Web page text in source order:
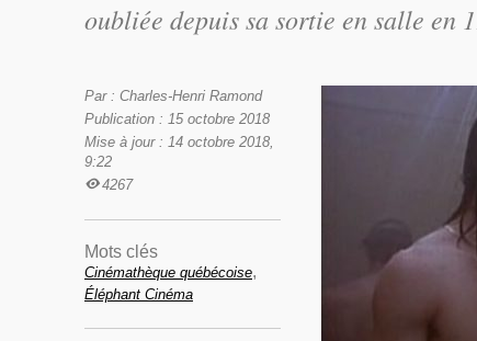
oubliée depuis sa sortie en salle en
Par : Charles-Henri Ramond
Publication : 15 octobre 2018
Mise à jour : 14 octobre 2018,
9:22
4267
Mots clés
Cinémathèque québécoise,
Éléphant Cinéma